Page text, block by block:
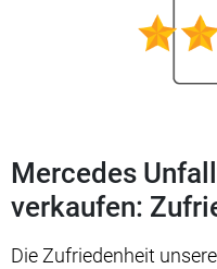
Mercedes
verkaufen:
Die Zufriedenheit